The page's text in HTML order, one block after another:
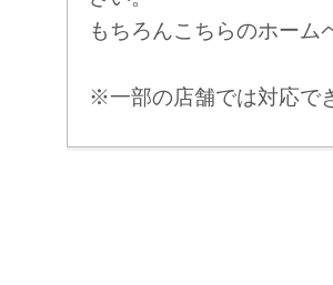
もちろんこちらのホーム
※一部の店舗では対応で